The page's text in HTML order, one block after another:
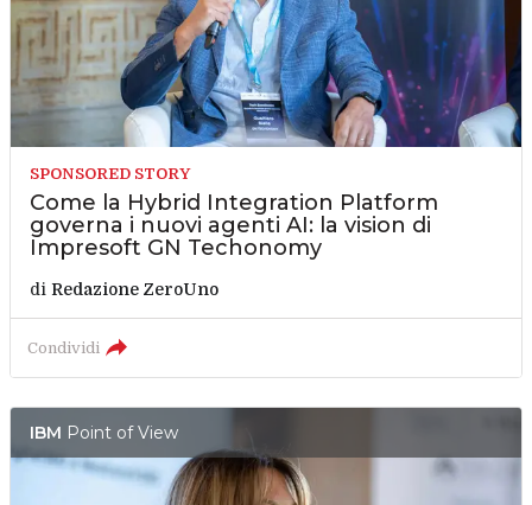
SPONSORED STORY
Come la Hybrid Integration Platform
governa i nuovi agenti AI: la vision di
Impresoft GN Techonomy
di Redazione ZeroUno
Condividi
IBM Point of View